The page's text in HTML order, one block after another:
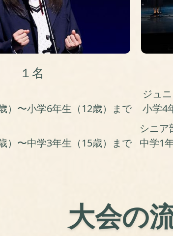
１名
）〜小学6年生（12歳）
まで
）〜中学3年生（15歳） まで
ジュ
小学4
シニア
中学1
大会の